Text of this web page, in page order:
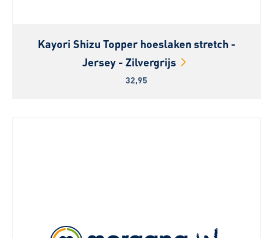
Kayori Shizu Topper hoeslaken stretch -
Jersey - Zilvergrijs
32,95